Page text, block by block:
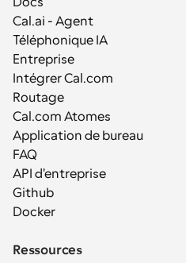
Cal.ai - Agent
Téléphonique IA
Entreprise
Intégrer Cal.com
Routage
Cal.com Atomes
Application de bureau
FAQ
API d'entreprise
Github
Docker
Ressources